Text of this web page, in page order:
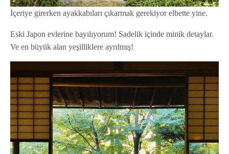
İçeriye girerken ayakkabıları çıkarmak gerekiyor elbette yine.
Eski Japon evlerine bayılıyorum! Sadelik içinde minik detaylar.
Ve en büyük alan yeşilliklere ayrılmış!